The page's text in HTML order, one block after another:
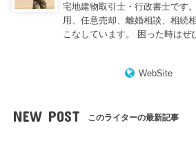
宅地建物取引士・行政書士です
用、任意売却、離婚相談、相続
こなしています。 困った時はぜ
WebSite
NEW POST このライターの最新記事